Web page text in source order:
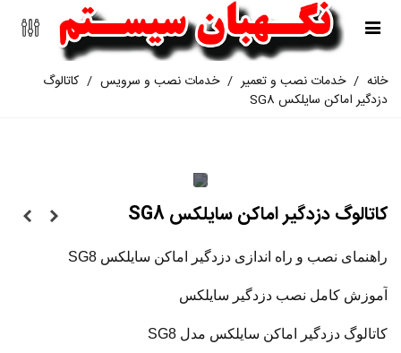
خانه / خدمات نصب و تعمیر / خدمات نصب و سرویس / کاتالوگ
دزدگیر اماکن سایلکس SG8
کاتالوگ دزدگیر اماکن سایلکس SG8
راهنمای نصب و راه اندازی دزدگیر اماکن سایلکس SG8
آموزش کامل نصب دزدگیر سایلکس
کاتالوگ دزدگیر اماکن سایلکس مدل SG8